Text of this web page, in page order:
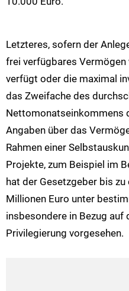
Letzteres, sofern der
frei verfügbares
verfügt oder die maximal
das Zweifache des
Nettomonatseinkommens
Angaben über das
Rahmen einer
Projekte, zum Beispiel im
hat der Gesetzgeber bis
Millionen Euro unter
insbesondere in Bezug auf
Privilegierung vorgesehen.